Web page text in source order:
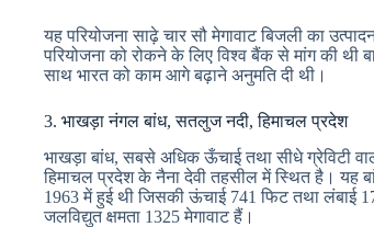
यह परियोजना साढ़े चार सौ मेगावाट बिजली का
परियोजना को रोकने के लिए विश्व बैंक से मांग की थी
साथ भारत को काम आगे बढ़ाने अनुमति दी थी।
3. भाखड़ा नंगल बांध, सतलुज नदी, हिमाचल प्रदेश
भाखड़ा बांध, सबसे अधिक ऊँचाई तथा सीधे ग्रेविटी
हिमाचल प्रदेश के नैना देवी तहसील में स्थित है। यह
1963 में हुई थी जिसकी ऊंचाई 741 फिट तथा लंबाई
जलविद्युत क्षमता 1325 मेगावाट हैं।